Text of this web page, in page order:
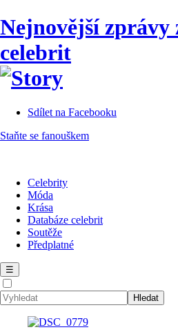
Nejnovější zprávy
celebrit
Sdílet na Facebooku
Staňte se fanouškem
Celebrity
Móda
Krása
Databáze celebrit
Soutěže
Předplatné
☰